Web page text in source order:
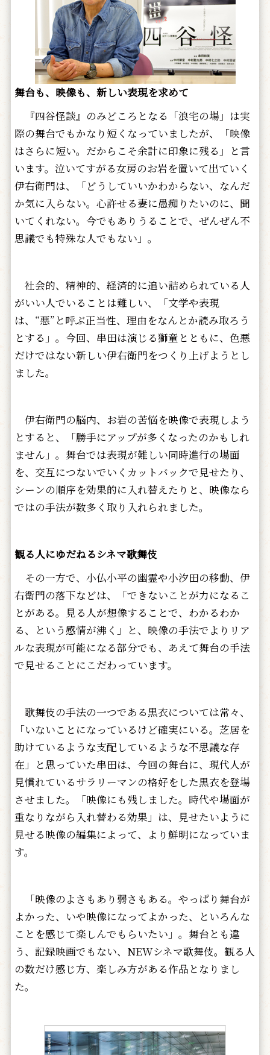
舞台も、映像も、新しい表現を求めて
『四谷怪談』のみどころとなる「浪宅の場」は実
際の舞台でもかなり短くなっていましたが、「映像
はさらに短い。だからこそ余計に印象に残る」と言
います。泣いてすがる女房のお岩を置いて出ていく
伊右衛門は、「どうしていいかわからない、なんだ
か気に入らない。心許せる妻に愚痴りたいのに、聞
いてくれない。今でもありうることで、ぜんぜん不
思議でも特殊な人でもない」。
社会的、精神的、経済的に追い詰められている人
がいい人でいることは難しい、「文学や表現
は、“悪”と呼ぶ正当性、理由をなんとか読み取ろう
とする」。今回、串田は演じる獅童とともに、色悪
だけではない新しい伊右衛門をつくり上げようとし
ました。
伊右衛門の脳内、お岩の苦悩を映像で表現しよう
とすると、「勝手にアップが多くなったのかもしれ
ません」。舞台では表現が難しい同時進行の場面
を、交互につないでいくカットバックで見せたり、
シーンの順序を効果的に入れ替えたりと、映像なら
ではの手法が数多く取り入れられました。
観る人にゆだねるシネマ歌舞伎
その一方で、小仏小平の幽霊や小汐田の移動、伊
右衛門の落下などは、「できないことが力になるこ
とがある。見る人が想像することで、わかるわか
る、という感情が沸く」と、映像の手法でよりリア
ルな表現が可能になる部分でも、あえて舞台の手法
で見せることにこだわっています。
歌舞伎の手法の一つである黒衣については常々、
「いないことになっているけど確実にいる。芝居を
助けているような支配しているような不思議な存
在」と思っていた串田は、今回の舞台に、現代人が
見慣れているサラリーマンの格好をした黒衣を登場
させました。「映像にも残しました。時代や場面が
重なりながら入れ替わる効果」は、見せたいように
見せる映像の編集によって、より鮮明になっていま
す。
「映像のよさもあり弱さもある。やっぱり舞台が
よかった、いや映像になってよかった、といろんな
ことを感じて楽しんでもらいたい」。舞台とも違
う、記録映画でもない、NEWシネマ歌舞伎。観る人
の数だけ感じ方、楽しみ方がある作品となりまし
た。